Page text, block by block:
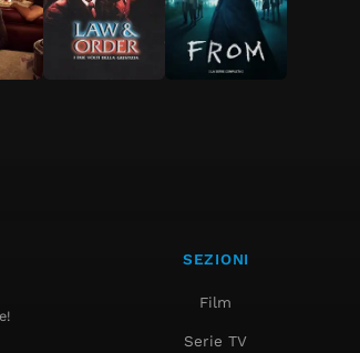
SEZIONI
Film
Serie TV